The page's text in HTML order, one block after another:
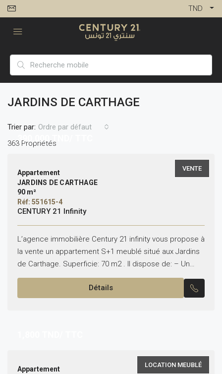
TND
JARDINS DE CARTHAGE
363 Propriétés
Trier par: Ordre par défaut
VENTE
390,000 TND/ TTC
Appartement
JARDINS DE CARTHAGE
90 m²
Réf: 551615-4
CENTURY 21 Infinity
L’agence immobilière Century 21 infinity vous propose à
la vente un appartement S+1 meublé situé aux Jardins
de Carthage. Superficie: 70 m2 . Il dispose de: – Un
grand salon qui donne...
Détails
LOCATION MEUBLÉ
Appartement